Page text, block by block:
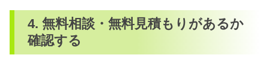
4. 無料相談・無料見積もりがあるか
確認する